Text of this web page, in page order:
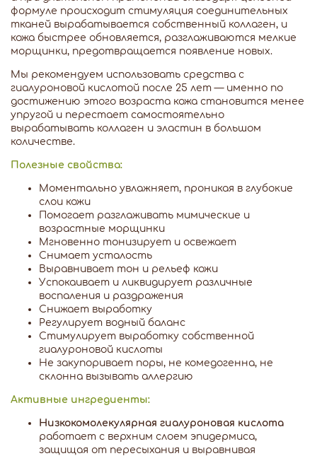
формуле происходит стимуляция соединительных
тканей вырабатывается собственный коллаген, и
кожа быстрее обновляется, разглаживаются мелкие
морщинки, предотвращается появление новых.
Мы рекомендуем использовать средства с
гиалуроновой кислотой после 25 лет — именно по
достижению этого возраста кожа становится менее
упругой и перестает самостоятельно
вырабатывать коллаген и эластин в большом
количестве.
Полезные свойства:
Моментально увлажняет, проникая в глубокие
слои кожи
Помогает разглаживать мимические и
возрастные морщинки
Мгновенно тонизирует и освежает
Снимает усталость
Выравнивает тон и рельеф кожи
Успокаивает и ликвидирует различные
воспаления и раздражения
Снижает выработку
Регулирует водный баланс
Стимулирует выработку собственной
гиалуроновой кислоты
Не закупоривает поры, не комедогенна, не
склонна вызывать аллергию
Активные ингредиенты:
Низкокомолекулярная гиалуроновая кислота
работает с верхним слоем эпидермиса,
защищая от пересыхания и выравнивая